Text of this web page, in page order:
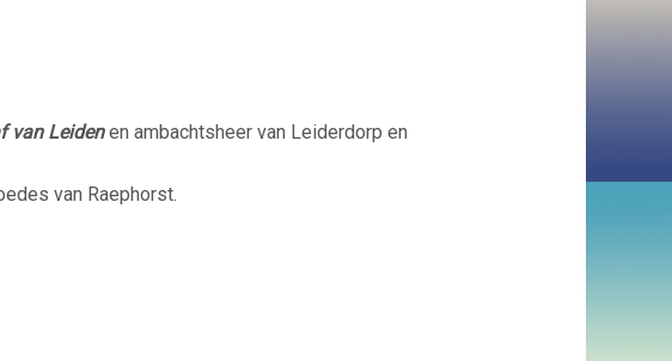
van Leidenen ambachtsheer van Leiderdorp en
van Raephorst.